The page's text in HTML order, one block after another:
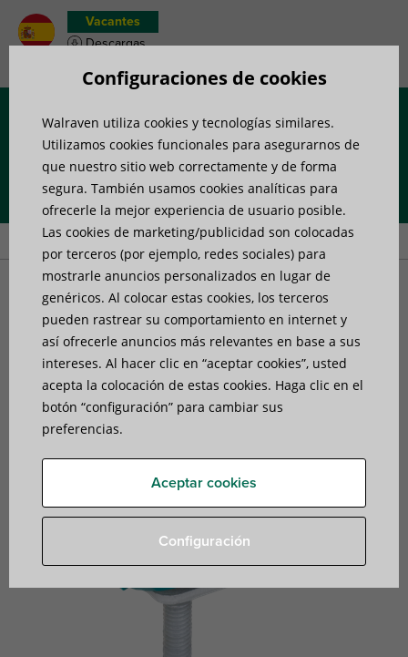
Vacantes
Descargas
Portada»productos»Sistemas de carriles»Accesorios para
carriles»Walraven RapidStrut® Hammerfix G2 (BUP1000)
Walraven RapidStrut®
Hammerfix G2 (BUP1000)
para la conexión rápida de Abrazaderas al carril
Configuraciones de cookies
Walraven utiliza cookies y tecnologías similares.
Utilizamos cookies funcionales para asegurarnos de
que nuestro sitio web correctamente y de forma
segura. También usamos cookies analíticas para
ofrecerle la mejor experiencia de usuario posible.
Las cookies de marketing/publicidad son colocadas
por terceros (por ejemplo, redes sociales) para
mostrarle anuncios personalizados en lugar de
genéricos. Al colocar estas cookies, los terceros
pueden rastrear su comportamiento en internet y
así ofrecerle anuncios más relevantes en base a sus
intereses. Al hacer clic en “aceptar cookies”, usted
acepta la colocación de estas cookies. Haga clic en el
botón “configuración” para cambiar sus
preferencias.
Aceptar cookies
Configuración